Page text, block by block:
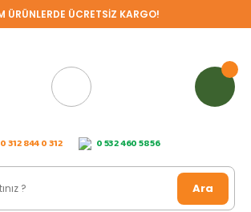
ÜRÜNLERDE ÜCRETSİZ KARGO!
0 312 844 0 312 0 532 460 58 56
Ara